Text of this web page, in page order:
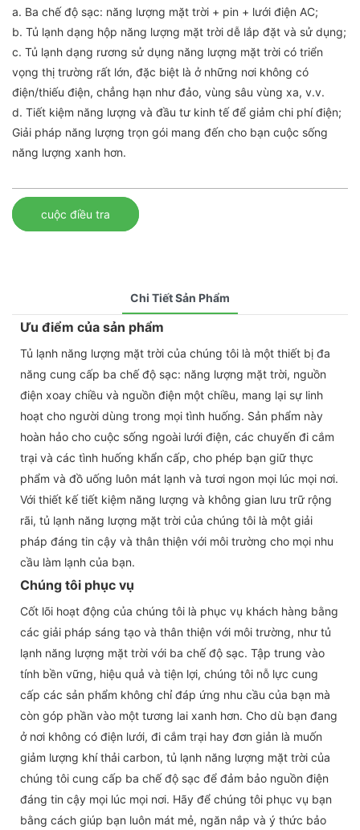
a. Ba chế độ sạc: năng lượng mặt trời + pin + lưới điện AC;
b. Tủ lạnh dạng hộp năng lượng mặt trời dễ lắp đặt và sử dụng;
c. Tủ lạnh dạng rương sử dụng năng lượng mặt trời có triển
vọng thị trường rất lớn, đặc biệt là ở những nơi không có
điện/thiếu điện, chẳng hạn như đảo, vùng sâu vùng xa, v.v.
d. Tiết kiệm năng lượng và đầu tư kinh tế để giảm chi phí điện;
Giải pháp năng lượng trọn gói mang đến cho bạn cuộc sống
năng lượng xanh hơn.
cuộc điều tra
Chi Tiết Sản Phẩm
Ưu điểm của sản phẩm
Tủ lạnh năng lượng mặt trời của chúng tôi là một thiết bị đa
năng cung cấp ba chế độ sạc: năng lượng mặt trời, nguồn
điện xoay chiều và nguồn điện một chiều, mang lại sự linh
hoạt cho người dùng trong mọi tình huống. Sản phẩm này
hoàn hảo cho cuộc sống ngoài lưới điện, các chuyến đi cắm
trại và các tình huống khẩn cấp, cho phép bạn giữ thực
phẩm và đồ uống luôn mát lạnh và tươi ngon mọi lúc mọi nơi.
Với thiết kế tiết kiệm năng lượng và không gian lưu trữ rộng
rãi, tủ lạnh năng lượng mặt trời của chúng tôi là một giải
pháp đáng tin cậy và thân thiện với môi trường cho mọi nhu
cầu làm lạnh của bạn.
Chúng tôi phục vụ
Cốt lõi hoạt động của chúng tôi là phục vụ khách hàng bằng
các giải pháp sáng tạo và thân thiện với môi trường, như tủ
lạnh năng lượng mặt trời với ba chế độ sạc. Tập trung vào
tính bền vững, hiệu quả và tiện lợi, chúng tôi nỗ lực cung
cấp các sản phẩm không chỉ đáp ứng nhu cầu của bạn mà
còn góp phần vào một tương lai xanh hơn. Cho dù bạn đang
ở nơi không có điện lưới, đi cắm trại hay đơn giản là muốn
giảm lượng khí thải carbon, tủ lạnh năng lượng mặt trời của
chúng tôi cung cấp ba chế độ sạc để đảm bảo nguồn điện
đáng tin cậy mọi lúc mọi nơi. Hãy để chúng tôi phục vụ bạn
bằng cách giúp bạn luôn mát mẻ, ngăn nắp và ý thức bảo